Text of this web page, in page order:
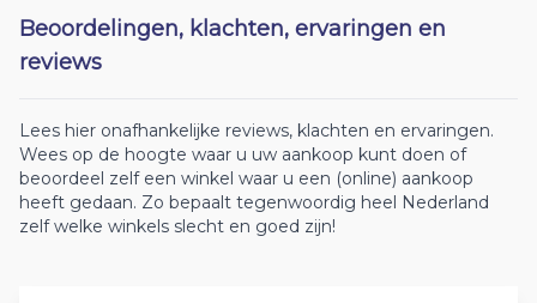
Beoordelingen, klachten, ervaringen en
reviews
Lees hier onafhankelijke reviews, klachten en ervaringen.
Wees op de hoogte waar u uw aankoop kunt doen of
beoordeel zelf een winkel waar u een (online) aankoop
heeft gedaan. Zo bepaalt tegenwoordig heel Nederland
zelf welke winkels slecht en goed zijn!